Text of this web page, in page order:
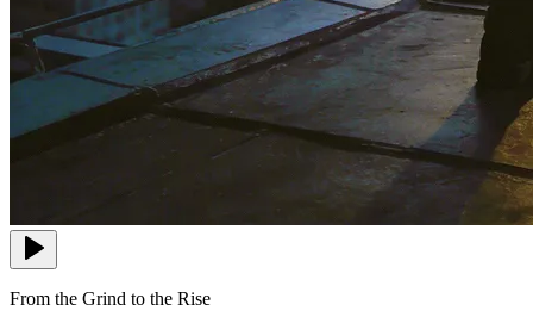
From the Grind to the Rise